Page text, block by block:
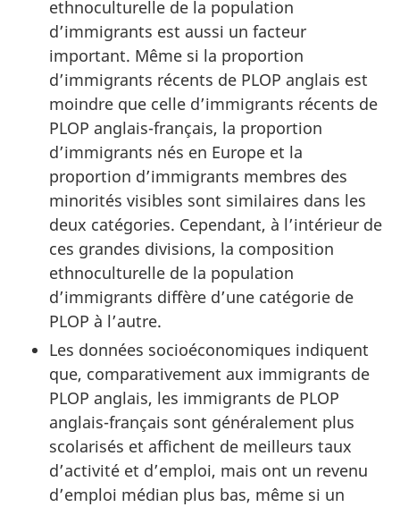
ethnoculturelle de la population
d’immigrants est aussi un facteur
important. Même si la proportion
d’immigrants récents de PLOP anglais est
moindre que celle d’immigrants récents de
PLOP anglais-français, la proportion
d’immigrants nés en Europe et la
proportion d’immigrants membres des
minorités visibles sont similaires dans les
deux catégories. Cependant, à l’intérieur de
ces grandes divisions, la composition
ethnoculturelle de la population
d’immigrants diffère d’une catégorie de
PLOP à l’autre.
Les données socioéconomiques indiquent
que, comparativement aux immigrants de
PLOP anglais, les immigrants de PLOP
anglais-français sont généralement plus
scolarisés et affichent de meilleurs taux
d’activité et d’emploi, mais ont un revenu
d’emploi médian plus bas, même si un